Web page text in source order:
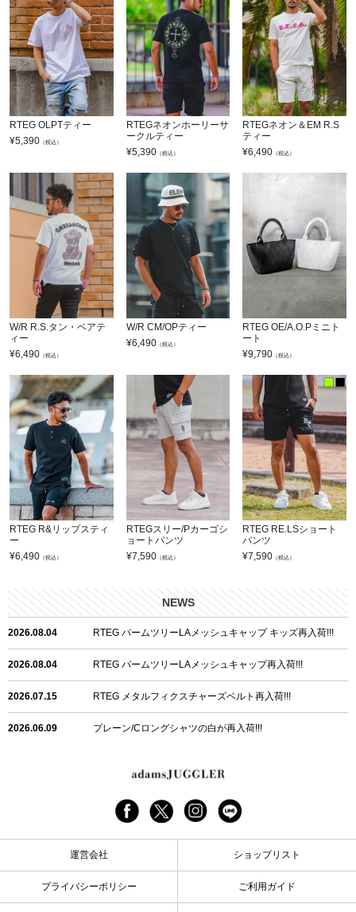
RTEG OLPTティー
¥5,390 （税込）
RTEGネオンホーリーサ
ークルティー
¥5,390（税込）
RTEGネオン＆EM R.S
ティー
¥6,490 （税込）
W/R R.S.タン・ベアテ
ィー
¥6,490 （税込）
W/R CM/OPティー
¥6,490（税込）
RTEG OE/A.O.Pミニト
ート
¥9,790 （税込）
RTEG R&リップスティ
ー
¥6,490 （税込）
RTEGスリー/Pカーゴシ
ョートパンツ
¥7,590（税込）
RTEG RE.LSショート
パンツ
¥7,590 （税込）
NEWS
2026.08.04 RTEG パームツリーLAメッシュキャップ キッズ再入荷!!!
2026.08.04 RTEG パームツリーLAメッシュキャップ再入荷!!!
2026.07.15 RTEG メタルフィクスチャーズベルト再入荷!!!
2026.06.09 プレーン/Cロングシャツの白が再入荷!!!
24/フリンジデニムロングパンツ再入荷!!!
G/グレーペイントデニムロングパンツ再入荷!!!
2026.04.23 I.W.D.Rデニムロングパンツ再入荷!!!
運営会社 ショップリスト
プライバシーポリシー ご利用ガイド